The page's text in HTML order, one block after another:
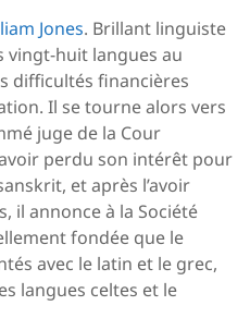
Jones. Brillant linguiste
vingt-huit langues au
difficultés financières
Il se tourne alors vers
juge de la Cour
perdu son intérêt pour
et après l’avoir
il annonce à la Société
fondée que le
avec le latin et le grec,
langues celtes et le